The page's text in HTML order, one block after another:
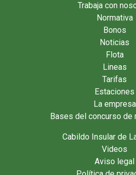
Trabaja con
Normativa
Bonos
Noticias
Flota
Lineas
Tarifas
Estaciones
La empresa
Bases del concurso de
Cabildo Insular de
Videos
Aviso legal